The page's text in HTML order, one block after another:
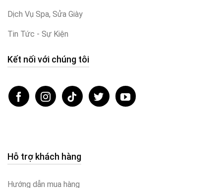
Dịch Vụ Spa, Sửa Giày
Tin Tức - Sự Kiện
Kết nối với chúng tôi
Hỗ trợ khách hàng
Hướng dẫn mua hàng